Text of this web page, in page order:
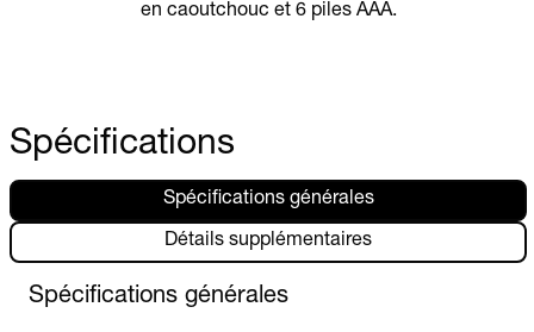
en caoutchouc et 6 piles AAA.
Spécifications
Spécifications générales
Détails supplémentaires
Spécifications générales